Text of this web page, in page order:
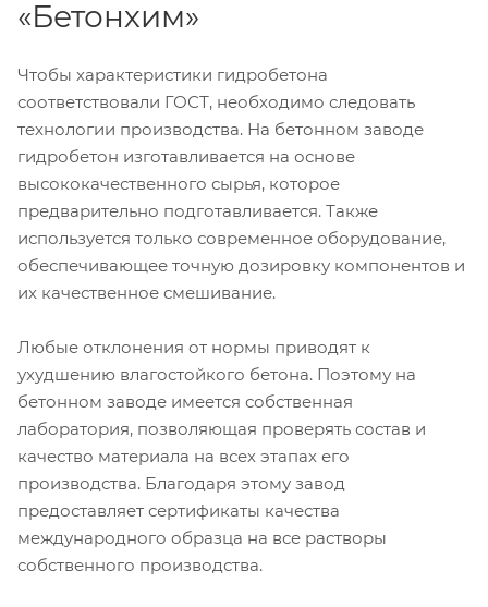
«Бетонхим»
Чтобы характеристики гидробетона
соответствовали ГОСТ, необходимо следовать
технологии производства. На бетонном заводе
гидробетон изготавливается на основе
высококачественного сырья, которое
предварительно подготавливается. Также
используется только современное оборудование,
обеспечивающее точную дозировку компонентов и
их качественное смешивание.
Любые отклонения от нормы приводят к
ухудшению влагостойкого бетона. Поэтому на
бетонном заводе имеется собственная
лаборатория, позволяющая проверять состав и
качество материала на всех этапах его
производства. Благодаря этому завод
предоставляет сертификаты качества
международного образца на все растворы
собственного производства.